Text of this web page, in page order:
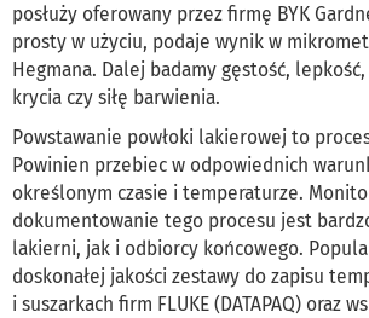
posłuży oferowany przez firmę BYK
prosty w użyciu, podaje wynik w
Hegmana. Dalej badamy gęstość,
krycia czy siłę barwienia.
Powstawanie powłoki lakierowej to
Powinien przebiec w odpowiednich
określonym czasie i temperaturze.
dokumentowanie tego procesu jest
lakierni, jak i odbiorcy końcowego.
doskonałej jakości zestawy do zapisu
i suszarkach firm FLUKE (DATAPAQ) oraz